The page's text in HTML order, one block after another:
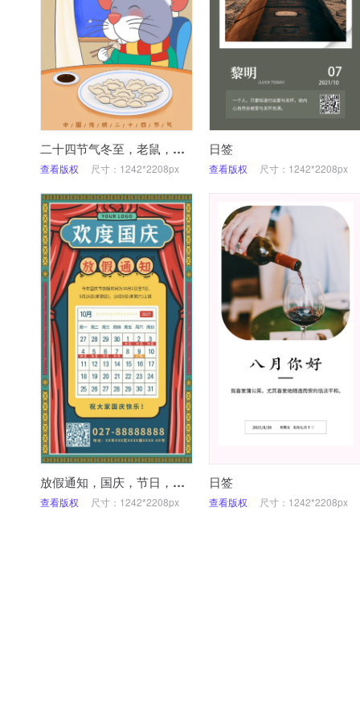
二十四节气冬至，老鼠，饺子，冬夜，手绘插画
查看版权 尺寸：1242*2208px
日签
查看版权 尺寸：1242*2208px
放假通知，国庆，节日，手机海报
查看版权 尺寸：1242*2208px
日签
查看版权 尺寸：1242*2208px